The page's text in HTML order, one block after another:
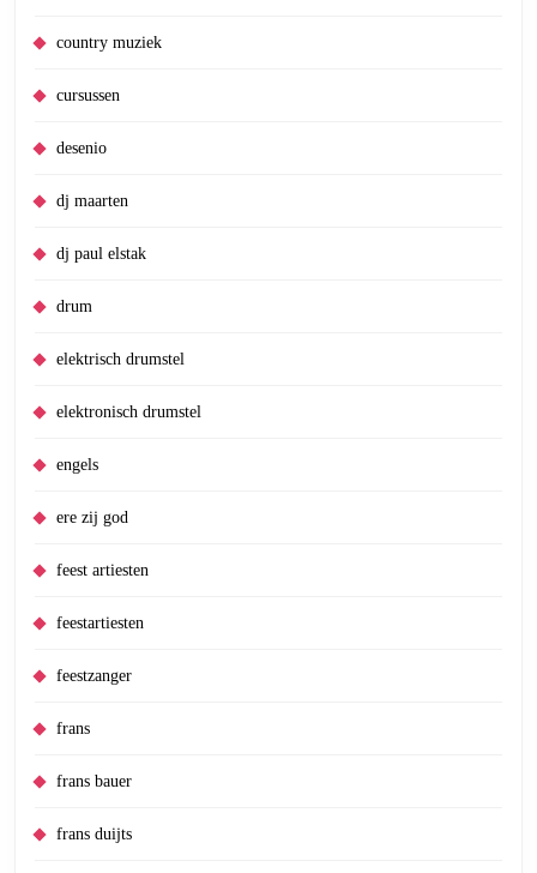
country muziek
cursussen
desenio
dj maarten
dj paul elstak
drum
elektrisch drumstel
elektronisch drumstel
engels
ere zij god
feest artiesten
feestartiesten
feestzanger
frans
frans bauer
frans duijts